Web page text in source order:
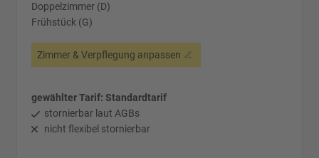
Doppelzimmer (D)
Frühstück (G)
Zimmer & Verpflegung anpassen
gewählter Tarif: Standardtarif
stornierbar laut AGBs
nicht flexibel stornierbar